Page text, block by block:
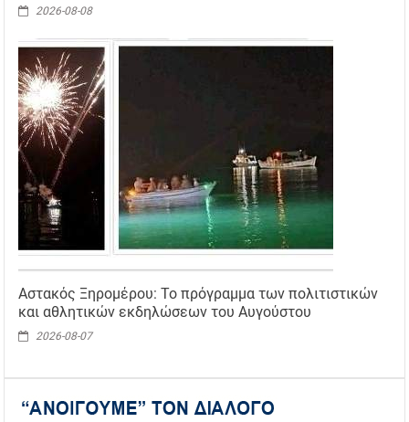
2026-08-08
Αστακός Ξηρομέρου: Το πρόγραμμα των πολιτιστικών
και αθλητικών εκδηλώσεων του Αυγούστου
2026-08-07